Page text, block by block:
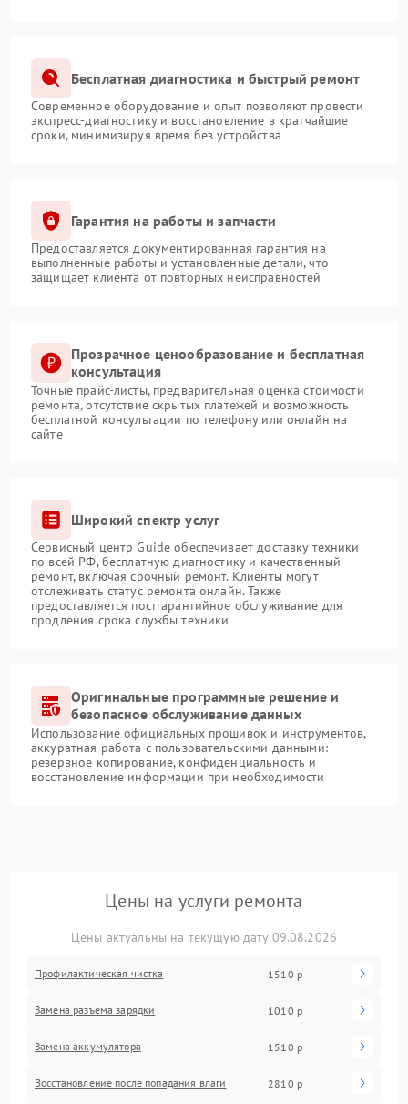
Бесплатная диагностика и быстрый ремонт
Современное оборудование и опыт позволяют провести
экспресс-диагностику и восстановление в кратчайшие
сроки, минимизируя время без устройства
Гарантия на работы и запчасти
Предоставляется документированная гарантия на
выполненные работы и установленные детали, что
защищает клиента от повторных неисправностей
Прозрачное ценообразование и бесплатная
консультация
Точные прайс-листы, предварительная оценка стоимости
ремонта, отсутствие скрытых платежей и возможность
бесплатной консультации по телефону или онлайн на
сайте
Широкий спектр услуг
Сервисный центр Guide обеспечивает доставку техники
по всей РФ, бесплатную диагностику и качественный
ремонт, включая срочный ремонт. Клиенты могут
отслеживать статус ремонта онлайн. Также
предоставляется постгарантийное обслуживание для
продления срока службы техники
Оригинальные программные решение и
безопасное обслуживание данных
Использование официальных прошивок и инструментов,
аккуратная работа с пользовательскими данными:
резервное копирование, конфиденциальность и
восстановление информации при необходимости
Цены на услуги ремонта
Цены актуальны на текущую дату 09.08.2026
Профилактическая чистка 1510 р
Замена разъема зарядки 1010 р
Замена аккумулятора 1510 р
Восстановление после попадания влаги 2810 р